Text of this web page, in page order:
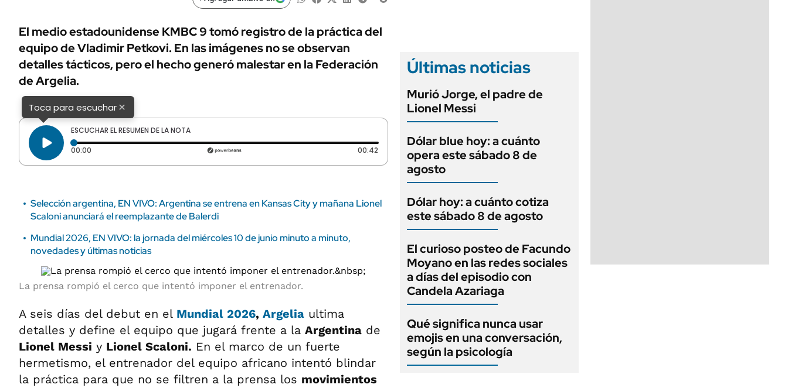
URUGUAY
AUTOS
El medio estadounidense KMBC 9 tomó registro de la práctica del
equipo de Vladimir Petkovi. En las imágenes no se observan
detalles tácticos, pero el hecho generó malestar en la Federación
de Argelia.
Toca para escuchar×
ESCUCHAR EL RESUMEN DE LA NOTA
00:00 Tiempo transcurrido: 0 segundos 00:42 Duración: 42 segundos
Selección argentina, EN VIVO: Argentina se entrena en Kansas City y mañana Lionel
Scaloni anunciará el reemplazante de Balerdi
Mundial 2026, EN VIVO: la jornada del miércoles 10 de junio minuto a minuto,
novedades y últimas noticias
La prensa rompió el cerco que intentó imponer el entrenador.
A seis días del debut en el Mundial 2026, Argelia ultima
detalles y define el equipo que jugará frente a la Argentina de
Lionel Messi y Lionel Scaloni. En el marco de un fuerte
hermetismo, el entrenador del equipo africano intentó blindar
la práctica para que no se filtren a la prensa los movimientos
Últimas noticias
Murió Jorge, el padre de
Lionel Messi
Dólar blue hoy: a cuánto
opera este sábado 8 de
agosto
Dólar hoy: a cuánto cotiza
este sábado 8 de agosto
El curioso posteo de Facundo
Moyano en las redes sociales
a días del episodio con
Candela Azariaga
Qué significa nunca usar
emojis en una conversación,
según la psicología